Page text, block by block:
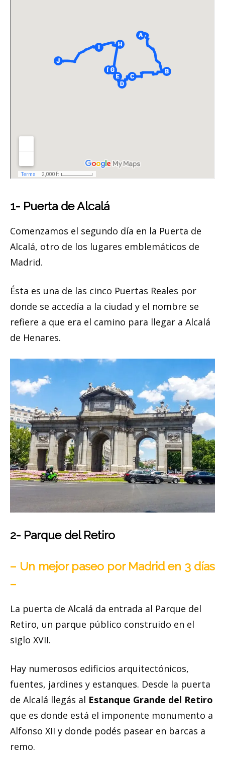
1- Puerta de Alcalá
Comenzamos el segundo día en la Puerta de
Alcalá, otro de los lugares emblemáticos de
Madrid.
Ésta es una de las cinco Puertas Reales por
donde se accedía a la ciudad y el nombre se
refiere a que era el camino para llegar a Alcalá
de Henares.
2- Parque del Retiro
– Un mejor paseo por Madrid en 3 días
–
La puerta de Alcalá da entrada al Parque del
Retiro, un parque público construido en el
siglo XVII.
Hay numerosos edificios arquitectónicos,
fuentes, jardines y estanques. Desde la puerta
de Alcalá llegás al Estanque Grande del Retiro
que es donde está el imponente monumento a
Alfonso XII y donde podés pasear en barcas a
remo.